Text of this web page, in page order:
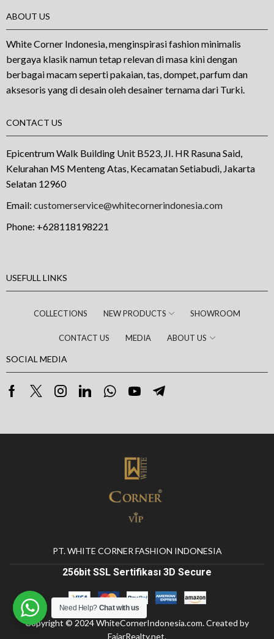
ABOUT US
White Corner Indonesia, menginspirasi fashion minimalis
bergaya klasik namun tetap relevan di masa kini dengan
berbagai macam seperti pakaian, tas, dompet, parfum dan
aksesoris yang di desain oleh desainer ternama dari Turki.
CONTACT US
Epicentrum Walk Building Unit B523, JI. HR Rasuna Said,
Kelurahan MS Menteng Atas, Kecamatan Setiabudi, Jakarta
Selatan 12960
Email: customerservice@whitecornerindonesia.com
Phone: +628118198221
USEFULL LINKS
COLLECTIONS NEW PRODUCTS SHOWROOM
CONTACT US MEDIA ABOUT US
SOCIAL MEDIA
PT. WHITE CORNER FASHION INDONESIA
256bit SSL Sertifikası 3D Secure
Copyright © 2024WhiteCornerIndonesia.com. Created by
FajarRealty.net.
Need Help? Chat with us